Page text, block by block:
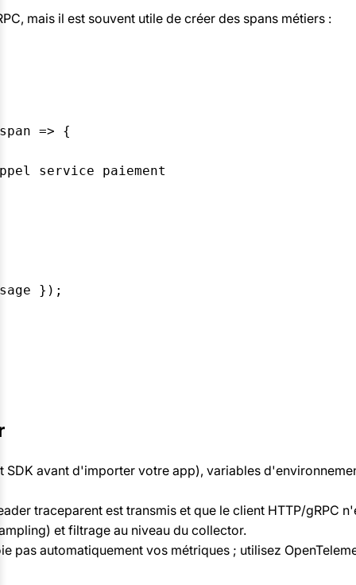
mais il est souvent utile de créer des spans métiers :
=> {
service paiement
});
avant d'importer votre app), variables
traceparent est transmis et que le client HTTP/gRPC
et filtrage au niveau du collector.
pas automatiquement vos métriques ; utilisez